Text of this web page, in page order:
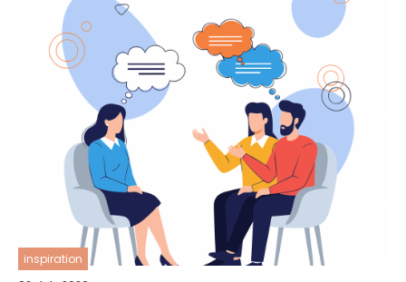
inspiration